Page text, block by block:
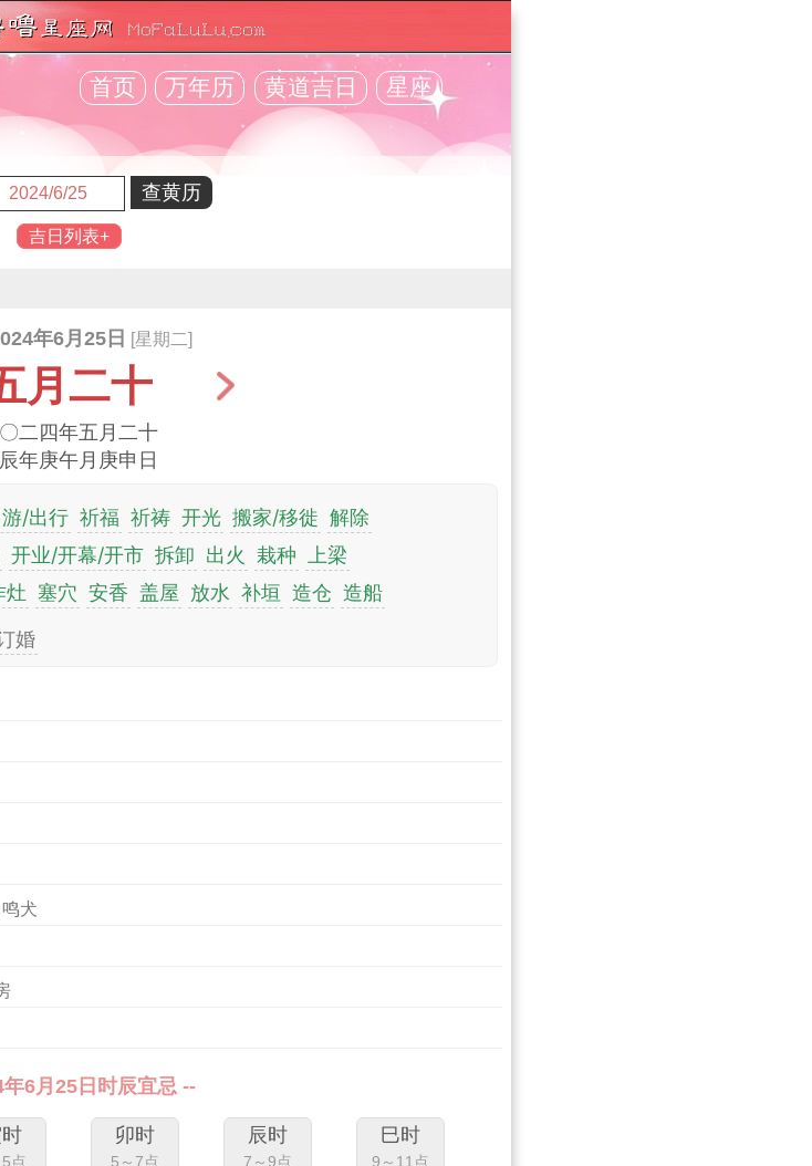
首页 万年历 黄道吉日 星座
吉日列表+
年6月25日 [星期二]
月二十
二四年五月二十
年庚午月庚申日
/出行 祈福 祈祷 开光 搬家/移徙 解除
开业/开幕/开市 拆卸 出火 栽种
上梁
灶 塞穴 安香 盖屋 放水 补垣 造仓 造船
婚
犬
6月25日时辰宜忌 --
点
卯时
5～7点
辰时
7～9点
巳时
9～11点